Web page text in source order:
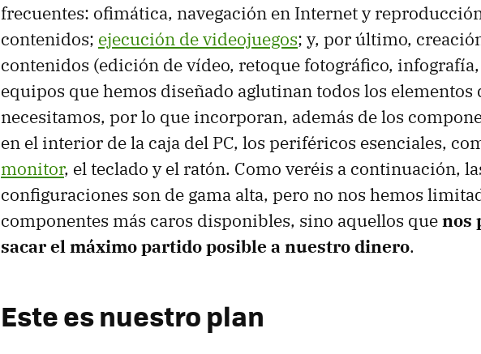
frecuentes: ofimática, navegación en Internet y
contenidos; ejecución de videojuegos; y, por último,
contenidos (edición de vídeo, retoque fotográfico, infografía,
equipos que hemos diseñado aglutinan todos los elementos
necesitamos, por lo que incorporan, además de los
en el interior de la caja del PC, los periféricos esenciales,
monitor, el teclado y el ratón. Como veréis a continuación,
configuraciones son de gama alta, pero no nos hemos
componentes más caros disponibles, sino aquellos quenos
sacar el máximo partido posible a nuestro dinero.
Este es nuestro plan